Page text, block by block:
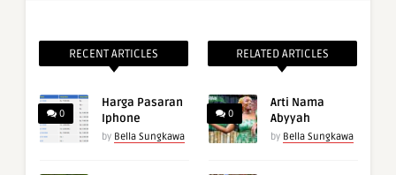
RECENT ARTICLES
0
Harga Pasaran
Iphone
by Bella Sungkawa
RELATED ARTICLES
0
Arti Nama
Abyyah
by Bella Sungkawa